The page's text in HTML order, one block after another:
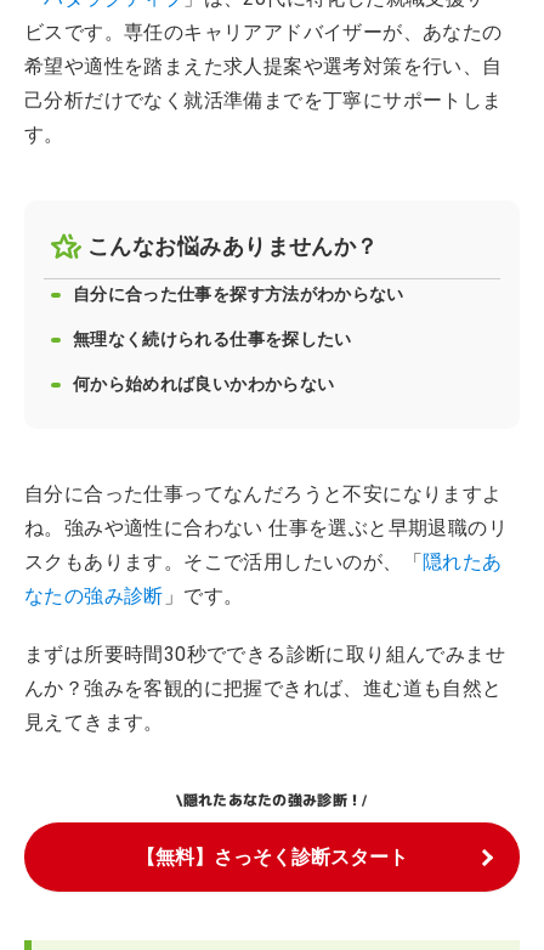
ビスです。専任のキャリアアドバイザーが、あなたの
希望や適性を踏まえた求人提案や選考対策を行い、自
己分析だけでなく就活準備までを丁寧にサポートしま
す。
こんなお悩みありませんか？
自分に合った仕事を探す方法がわからない
無理なく続けられる仕事を探したい
何から始めれば良いかわからない
自分に合った仕事ってなんだろうと不安になりますよ
ね。強みや適性に合わない 仕事を選ぶと早期退職のリ
スクもあります。そこで活用したいのが、「 隠れたあ
なたの強み診断 」です。
まずは所要時間30秒でできる診断に取り組んでみませ
んか？強みを客観的に把握できれば、進む道も自然と
見えてきます。
\隠れたあなたの強み診断！/
【無料】さっそく診断スタート